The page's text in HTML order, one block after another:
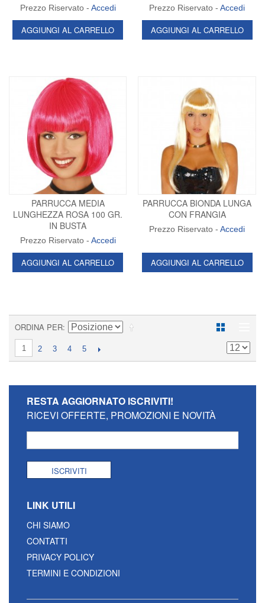
Prezzo Riservato - Accedi
AGGIUNGI AL CARRELLO
Prezzo Riservato -Accedi
AGGIUNGI AL CARRELLO
PARRUCCA MEDIA
LUNGHEZZA ROSA 100 GR.
IN BUSTA
Prezzo Riservato - Accedi
AGGIUNGI AL CARRELLO
PARRUCCA BIONDA LUNGA
CON FRANGIA
Prezzo Riservato -Accedi
AGGIUNGI AL CARRELLO
ORDINA PER
1 2 3 4 5
RESTA AGGIORNATO ISCRIVITI!
RICEVI OFFERTE, PROMOZIONI E NOVITÀ
ISCRIVITI
LINK UTILI
CHI SIAMO
CONTATTI
PRIVACY POLICY
TERMINI E CONDIZIONI